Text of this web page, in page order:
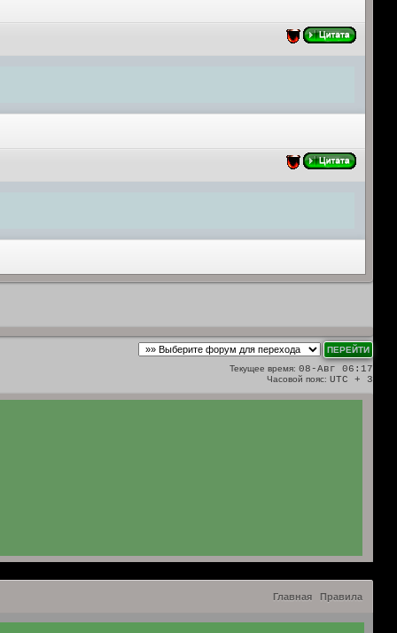
Текущее время: 08-Авг 06:17
Часовой пояс: UTC + 3
Главная Правила